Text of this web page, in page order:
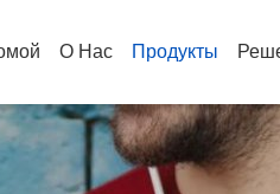
О Нас Продукты